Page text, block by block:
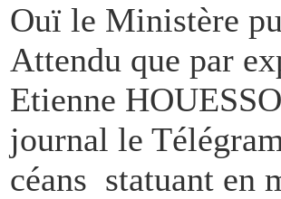
Ouï le Ministère
Attendu que par
Etienne
journal le
céans statuant en